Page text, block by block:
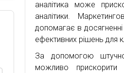
аналітика може
аналітики.
допомагає в досягненні
ефективних рішень для
За допомогою
можливо